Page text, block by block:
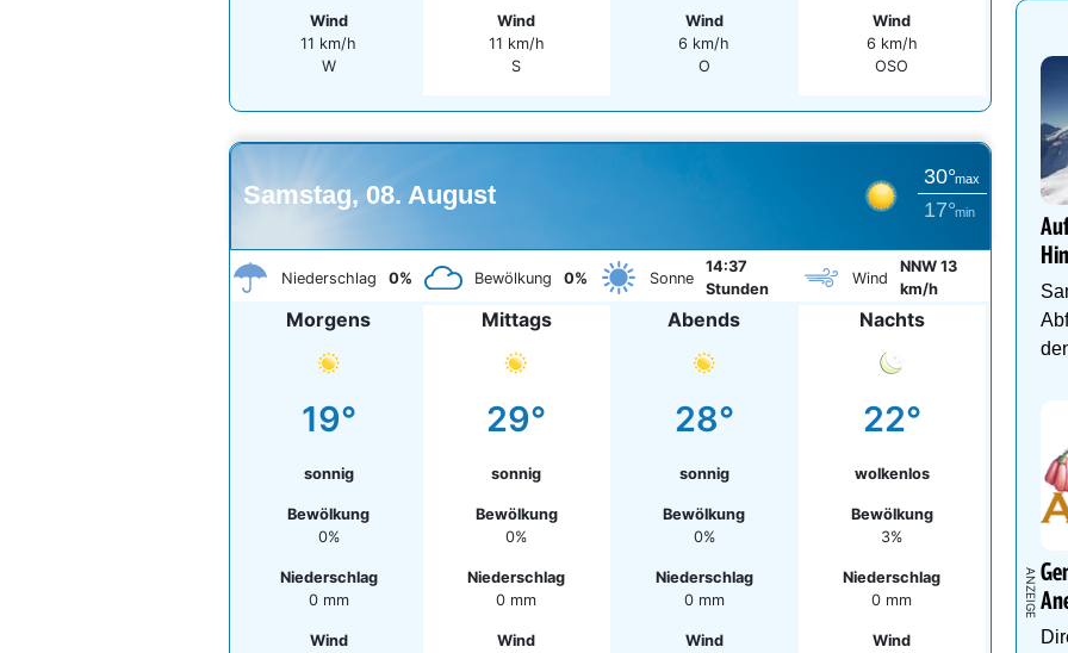
Wind
11 km/h
W
Wind
11 km/h
S
Wind
6 km/h
O
Wind
6 km/h
OSO
Samstag, 08. August
30°max
17°min
Niederschlag 0% Bewölkung 0% Sonne
14:37
Stunden
Wind
NNW 13
km/h
Morgens
19°
sonnig
Bewölkung
0%
Niederschlag
0 mm
Wind
Mittags
29°
sonnig
Bewölkung
0%
Niederschlag
0 mm
Wind
Abends
28°
sonnig
Bewölkung
0%
Niederschlag
0 mm
Wind
Nachts
22°
wolkenlos
Bewölkung
3%
Niederschlag
0 mm
Wind